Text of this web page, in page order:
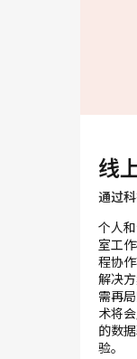
线
通过
个人
室工
程协
解决
需再
术将
的数
验。